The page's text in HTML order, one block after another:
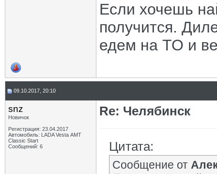
Если хочешь
получится.
едем на ТО и
09.10.2017, 20:10
snz
Новичок
Регистрация: 23.04.2017
Автомобиль: LADA Vesta АМТ
Classic Start
Сообщений: 6
Re: Челябинск
Цитата:
Сообщение от